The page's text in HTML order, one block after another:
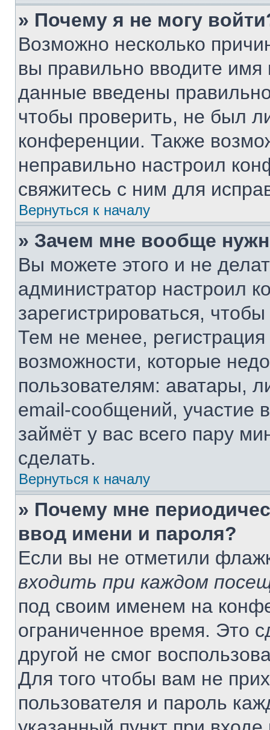
» Почему я не могу
Возможно несколько
вы правильно вводите имя
данные введены
чтобы проверить, не был
конференции. Также
неправильно настроил
свяжитесь с ним для
Вернуться к началу
» Зачем мне вообще
Вы можете этого и не
администратор настроил
зарегистрироваться,
Тем не менее,
возможности, которые
пользователям: аватары,
email-сообщений, участие
займёт у вас всего пару
сделать.
Вернуться к началу
» Почему мне
ввод имени и пароля?
Если вы не отметили
входить при каждом
под своим именем на
ограниченное время. Это
другой не смог
Для того чтобы вам не
пользователя и пароль